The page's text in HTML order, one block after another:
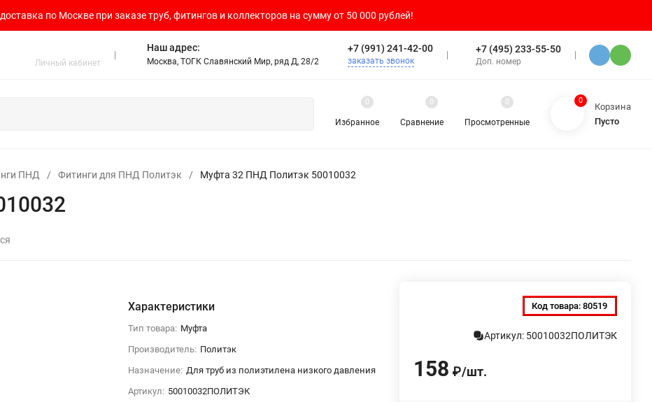
по Москве при заказе труб, фитингов и коллекторов на сумму от 50 000 рублей!
Личный кабинет
Наш адрес:
Москва, ТОГК Славянский Мир, ряд Д, 28/2
+7 (991) 241-42-00
заказать звонок
+7 (495) 233-55-50
Доп. номер
Избранное
0
Сравнение
0
Просмотренные
0 0
Корзина
Пусто
ПНД / Фитинги для ПНД Политэк / Муфта 32 ПНД Политэк 50010032
Характеристики
Тип товара: Муфта
Производитель: Политэк
Назначение: Для труб из полиэтилена низкого давления
Артикул: 50010032ПОЛИТЭК
Код товара:80519
Артикул: 50010032ПОЛИТЭК
158 ₽/шт.